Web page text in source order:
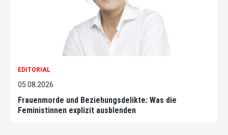
EDITORIAL
05.08.2026
Frauenmorde und Beziehungsdelikte: Was die
Feministinnen explizit ausblenden